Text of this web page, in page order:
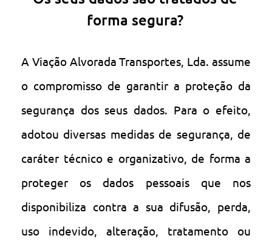
forma segura?
A Viação Alvorada Transportes, Lda. assume
o compromisso de garantir a proteção da
segurança dos seus dados. Para o efeito,
adotou diversas medidas de segurança, de
caráter técnico e organizativo, de forma a
proteger os dados pessoais que nos
disponibiliza contra a sua difusão, perda,
uso indevido, alteração, tratamento ou